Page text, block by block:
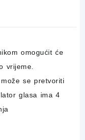
omogućit će
vrijeme.
se pretvoriti
glasa ima 4